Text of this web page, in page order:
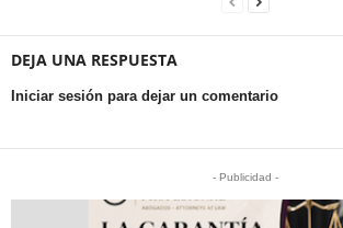
DEJA UNA RESPUESTA
Iniciar sesión para dejar un comentario
- Publicidad -